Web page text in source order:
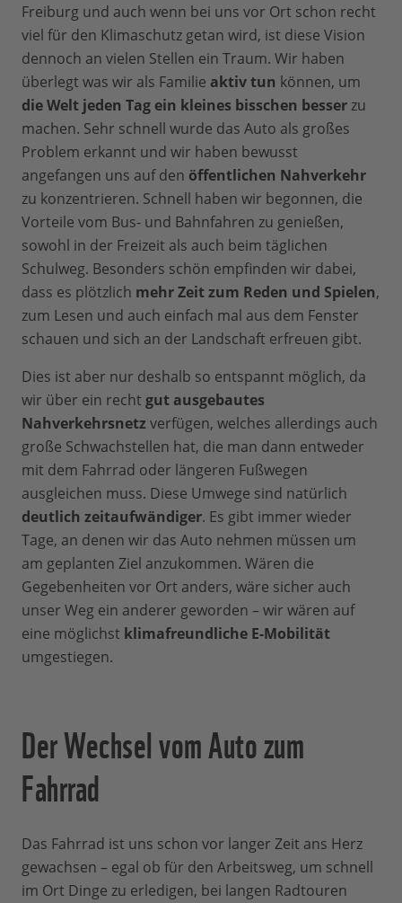
Freiburg und auch wenn bei uns vor Ort schon recht
viel für den Klimaschutz getan wird, ist diese Vision
dennoch an vielen Stellen ein Traum. Wir haben
überlegt was wir als Familie aktiv tun können, um
die Welt jeden Tag ein kleines bisschen besserzu
machen. Sehr schnell wurde das Auto als großes
Problem erkannt und wir haben bewusst
angefangen uns auf den öffentlichen Nahverkehr
zu konzentrieren. Schnell haben wir begonnen, die
Vorteile vom Bus- und Bahnfahren zu genießen,
sowohl in der Freizeit als auch beim täglichen
Schulweg. Besonders schön empfinden wir dabei,
dass es plötzlich mehr Zeit zum Reden und Spielen,
zum Lesen und auch einfach mal aus dem Fenster
schauen und sich an der Landschaft erfreuen gibt.
Dies ist aber nur deshalb so entspannt möglich, da
wir über ein recht gut ausgebautes
Nahverkehrsnetzverfügen, welches allerdings auch
große Schwachstellen hat, die man dann entweder
mit dem Fahrrad oder längeren Fußwegen
ausgleichen muss. Diese Umwege sind natürlich
deutlich zeitaufwändiger. Es gibt immer wieder
Tage, an denen wir das Auto nehmen müssen um
am geplanten Ziel anzukommen. Wären die
Gegebenheiten vor Ort anders, wäre sicher auch
unser Weg ein anderer geworden – wir wären auf
eine möglichst klimafreundliche E-Mobilität
umgestiegen.
Der Wechsel vom Auto zum
Fahrrad
Das Fahrrad ist uns schon vor langer Zeit ans Herz
gewachsen – egal ob für den Arbeitsweg, um schnell
im Ort Dinge zu erledigen, bei langen Radtouren